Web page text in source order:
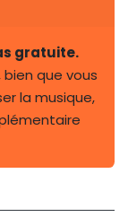
gratuite.
que vous
la musique,